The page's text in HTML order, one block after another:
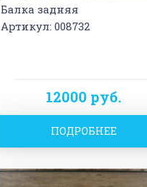
Балка задняя
Артикул: 008732
12000 руб.
ПОДРОБНЕЕ